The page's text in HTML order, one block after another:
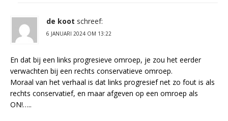
de koot schreef:
6 JANUARI 2024 OM 13:22
En dat bij een links progresieve omroep, je zou het eerder
verwachten bij een rechts conservatieve omroep.
Moraal van het verhaal is dat links progresief net zo fout is als
rechts conservatief, en maar afgeven op een omroep als
ON!…..